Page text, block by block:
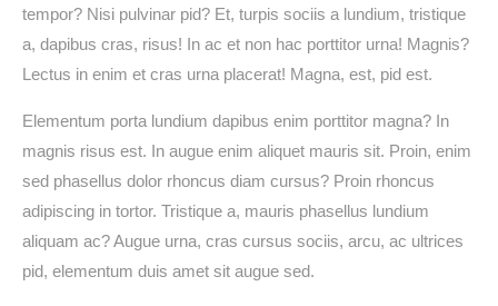
tempor? Nisi pulvinar pid? Et, turpis sociis a lundium, tristique
a, dapibus cras, risus! In ac et non hac porttitor urna! Magnis?
Lectus in enim et cras urna placerat! Magna, est, pid est.
Elementum porta lundium dapibus enim porttitor magna? In
magnis risus est. In augue enim aliquet mauris sit. Proin, enim
sed phasellus dolor rhoncus diam cursus? Proin rhoncus
adipiscing in tortor. Tristique a, mauris phasellus lundium
aliquam ac? Augue urna, cras cursus sociis, arcu, ac ultrices
pid, elementum duis amet sit augue sed.